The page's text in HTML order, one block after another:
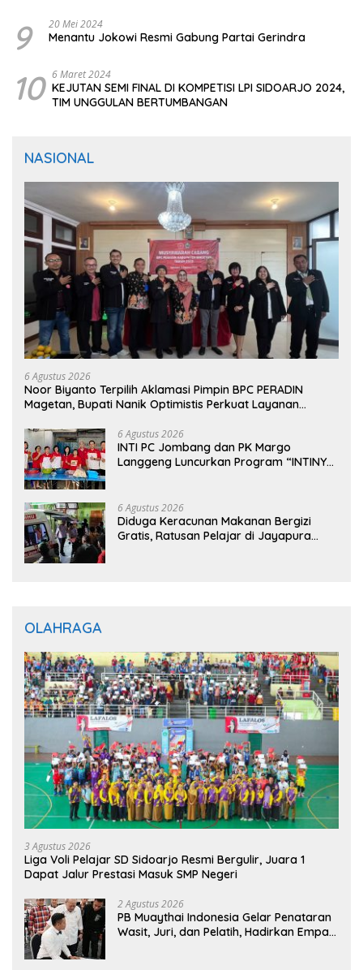
9 20 Mei 2024
Menantu Jokowi Resmi Gabung Partai Gerindra
10 6 Maret 2024
KEJUTAN SEMI FINAL DI KOMPETISI LPI SIDOARJO 2024,
TIM UNGGULAN BERTUMBANGAN
NASIONAL
6 Agustus 2026
Noor Biyanto Terpilih Aklamasi Pimpin BPC PERADIN
Magetan, Bupati Nanik Optimistis Perkuat Layanan
6 Agustus 2026
INTI PC Jombang dan PK Margo
Langgeng Luncurkan Program “INTINYA
6 Agustus 2026
Diduga Keracunan Makanan Bergizi
Gratis, Ratusan Pelajar di Jayapura
OLAHRAGA
3 Agustus 2026
Liga Voli Pelajar SD Sidoarjo Resmi Bergulir, Juara 1
Dapat Jalur Prestasi Masuk SMP Negeri
2 Agustus 2026
PB Muaythai Indonesia Gelar Penataran
Wasit, Juri, dan Pelatih, Hadirkan Empat